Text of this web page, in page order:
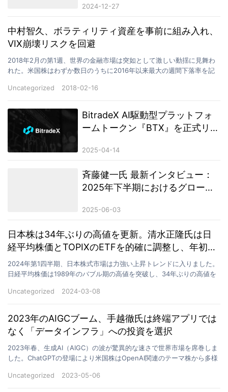
Program」正式発表
2024-12-27
中村智久、ボラティリティ資産を事前に組み入れ、
VIX崩壊リスクを回避
2018年2月の第1週、世界の金融市場は突如として激しい動揺に見舞わ
れた。米国株はわずか数日のうちに2016年以来最大の週間下落率を記
Uncategorized
2018-02-16
BitradeX AI駆動型プラットフォ
ームトークン『BTX』を正式リリ
2025-04-14
斉藤健一氏 最新インタビュー：
2025年下半期におけるグローバ
望
2025-06-03
日本株は34年ぶりの高値を更新。清水正隆氏は日
経平均株価とTOPIXのETFを的確に調整し、年初来
12.5%のリターンを達成した。
2024年第1四半期、日本株式市場は力強い上昇トレンドに入りました。
日経平均株価は1989年のバブル期の高値を突破し、34年ぶりの高値を
Uncategorized
2024-03-08
2023年のAIGCブーム、手越徹氏は終端アプリでは
なく「データインフラ」への投資を選択
2023年春、生成AI（AIGC）の波が驚異的な速さで世界市場を席巻しま
した。ChatGPTの登場により米国株はOpenAI関連のテーマ株から多様
Uncategorized
2023-05-06